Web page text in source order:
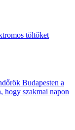
töltőket
Budapesten a
hogy szakmai napon